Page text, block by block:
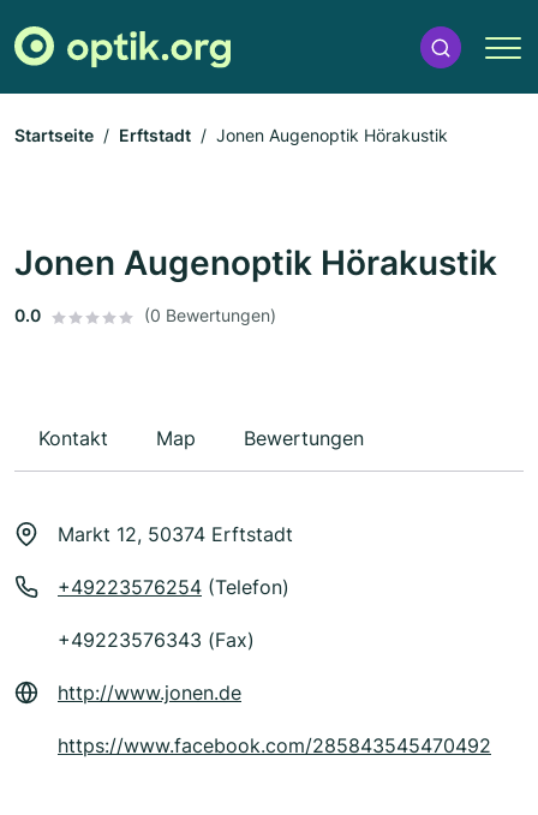
Startseite Erftstadt Jonen Augenoptik Hörakustik
Jonen Augenoptik Hörakustik
0.0 (0 Bewertungen)
Kontakt Map Bewertungen
Markt 12, 50374 Erftstadt
+49223576254 (Telefon)
+49223576343 (Fax)
http://www.jonen.de
https://www.facebook.com/285843545470492